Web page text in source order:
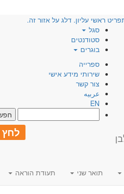
ראשי עליון. דלג על אזור זה.
סגל
סטודנטים
בוגרים
ספרייה
שירותי מידע אישי
צור קשר
عربيه
EN
תואר שני תעודת הוראה